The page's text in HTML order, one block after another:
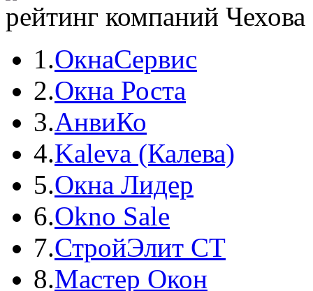
рейтинг компаний Чехова
1.ОкнаСервис
2.Окна Роста
3.АнвиКо
4.Kaleva (Калева)
5.Окна Лидер
6.Okno Sale
7.СтройЭлит СТ
8.Мастер Окон